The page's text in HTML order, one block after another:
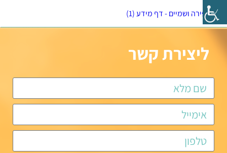
אטמוספירה ושמיים - דף מידע (1)
ליצירת קשר